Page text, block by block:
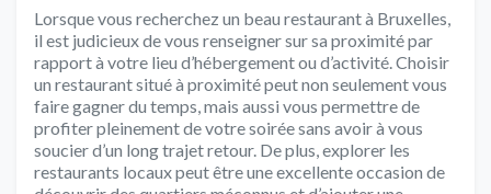
Lorsque vous recherchez un beau restaurant à Bruxelles,
il est judicieux de vous renseigner sur sa proximité par
rapport à votre lieu d’hébergement ou d’activité. Choisir
un restaurant situé à proximité peut non seulement vous
faire gagner du temps, mais aussi vous permettre de
profiter pleinement de votre soirée sans avoir à vous
soucier d’un long trajet retour. De plus, explorer les
restaurants locaux peut être une excellente occasion de